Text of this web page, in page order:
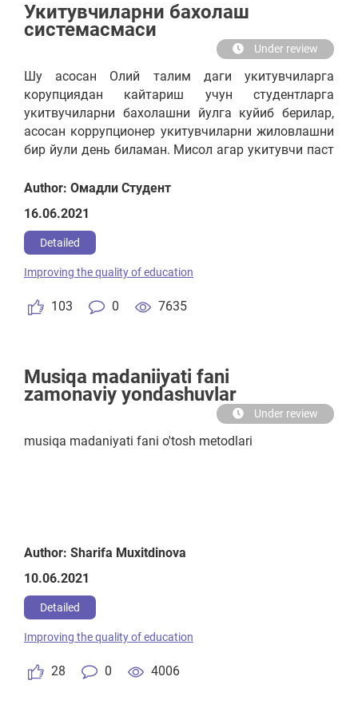
Укитувчиларни бахолаш
системасмаси
Under review
Шу асосан Олий талим даги укитувчиларга
корупциядан кайтариш учун студентларга
укитвучиларни бахолашни йулга куйиб берилар,
асосан коррупционер укитувчиларни жиловлашни
бир йули день биламан. Мисол агар укитувчи паст
кийналмасин (пулга сессия йопиб) укитувчиям
маълум микдорда ойлигидан кесилсин.
Author: Омадли Студент
16.06.2021
Detailed
103 0 7635
Improving the quality of education
Мusiqa madaniiyati fani
zamonaviy yondashuvlar
Under review
musiqa madaniyati fani o'tosh metodlari
Author: Sharifa Muxitdinova
10.06.2021
Detailed
28 0 4006
Improving the quality of education